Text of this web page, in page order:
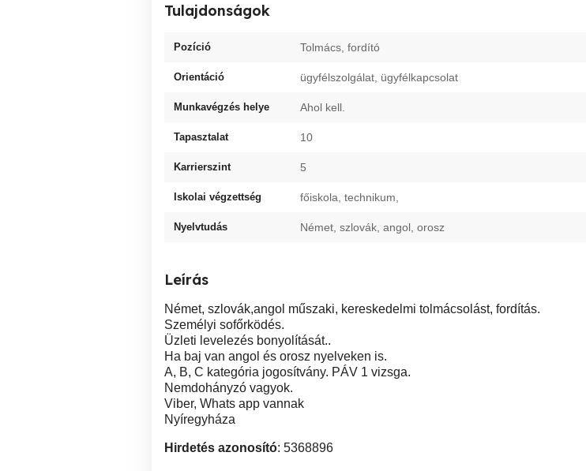
Tulajdonságok
Pozíció Tolmács, fordító
Orientáció ügyfélszolgálat, ügyfélkapcsolat
Munkavégzés helye Ahol kell.
Tapasztalat 10
Karrierszint 5
Iskolai végzettség főiskola, technikum,
Nyelvtudás Német, szlovák, angol, orosz
Leírás
Német, szlovák,angol műszaki, kereskedelmi tolmácsolást, fordítás.
Személyi sofőrködés.
Üzleti levelezés bonyolítását..
Ha baj van angol és orosz nyelveken is.
A, B, C kategória jogosítvány. PÁV 1 vizsga.
Nemdohányzó vagyok.
Viber, Whats app vannak
Nyíregyháza
Hirdetés azonosító: 5368896